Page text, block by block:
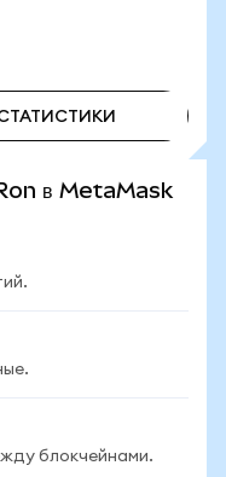
в MetaMask
блокчейнами.